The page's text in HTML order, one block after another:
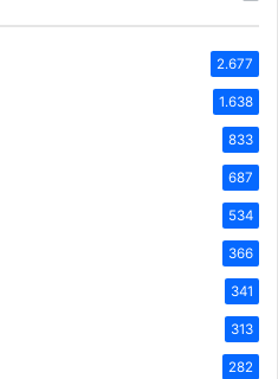
2.677
1.638
833
687
534
366
341
313
282